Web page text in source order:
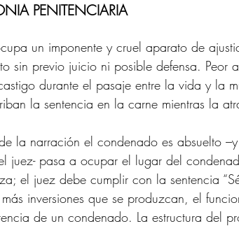
PENITENCIARIA
un imponente y cruel aparato de
sin previo juicio ni posible defensa. Peor
durante el pasaje entre la vida y la
la sentencia en la carne mientras la
la narración el condenado es absuelto
juez- pasa a ocupar el lugar del
el juez debe cumplir con la sentencia
inversiones que se produzcan, el
de un condenado. La estructura del